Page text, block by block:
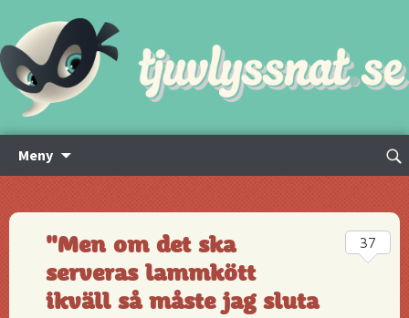
Meny
innehåll
Sök
"Men om det ska
serveras lammkött
ikväll så måste jag sluta
37